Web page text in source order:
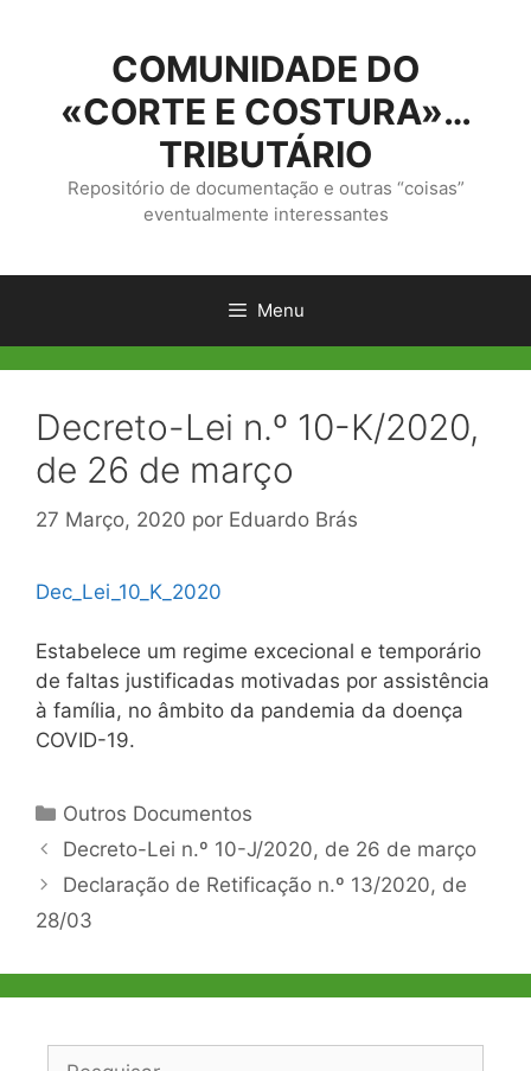
conteúdo
COMUNIDADE DO
«CORTE E COSTURA»…
TRIBUTÁRIO
Repositório de documentação e outras “coisas”
eventualmente interessantes
Menu
Decreto-Lei n.º 10-K/2020,
de 26 de março
27 Março, 2020 por Eduardo Brás
Dec_Lei_10_K_2020
Estabelece um regime excecional e temporário
de faltas justificadas motivadas por assistência
à família, no âmbito da pandemia da doença
COVID-19.
Categorias
Outros Documentos
Navegação
de
Decreto-Lei n.º 10-J/2020, de 26 de março
Declaração de Retificação n.º 13/2020, de
28/03
Pesquisar